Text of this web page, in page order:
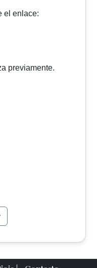
el enlace:
previamente.